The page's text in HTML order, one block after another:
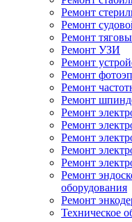
Ремонт
Ремонт
Ремонт
Ремонт УЗИ
Ремонт
Ремонт
Ремонт
Ремонт
Ремонт
Ремонт
Ремонт
Ремонт
Ремонт
Ремонт
оборудования
Ремонт
Техническое